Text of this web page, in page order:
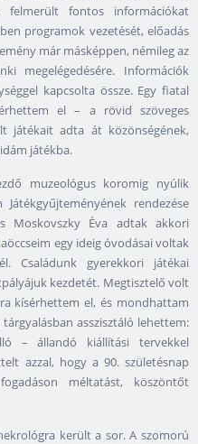
fontos információkat
programok vezetését, előadás
már másképpen, némileg az
megelégedésére. Információk
kapcsolta össze. Egy fiatal
el – a rövid szöveges
játékait adta át közönségének,
játékba.
muzeológus koromig nyúlik
rendezése
Moskovszky Éva adtak akkori
egy ideig óvodásai voltak
gyerekkori játékai
kezdetét. Megtisztelő volt
kísérhettem el, és mondhattam
asszisztáló lehettem:
– állandó kiállítási tervekkel
azzal, hogy a 90. születésnap
méltatást, köszöntőt
került a sor. A szomorú